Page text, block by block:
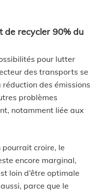
de recycler 90% du
pour lutter
des transports se
réduction des émissions
problèmes
notamment liée aux
pourrait croire, le
encore marginal,
loin d’être optimale
parce que le